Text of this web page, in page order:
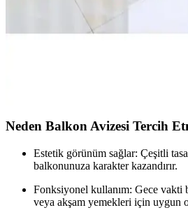
Ercanlı Balkon Perdesi Branda
Dayanıklı Tasarımıyla
Neden Balkon Avizesi Tercih
Estetik görünüm sağlar: Çeşitli
balkonunuza karakter kazandırır.
Fonksiyonel kullanım: Gece
veya akşam yemekleri için uygun